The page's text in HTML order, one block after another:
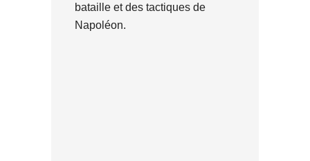
bataille et des tactiques de
Napoléon.